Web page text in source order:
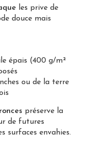
les prive de
douce mais
épais (400 g/m²
ou de la terre
préserve la
de futures
surfaces envahies.